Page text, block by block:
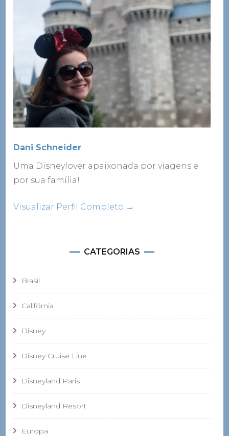
Dani Schneider
Uma Disneylover apaixonada por viagens e
por sua família!
Visualizar Perfil Completo →
CATEGORIAS
Brasil
Califórnia
Disney
Disney Cruise Line
Disneyland Paris
Disneyland Resort
Europa